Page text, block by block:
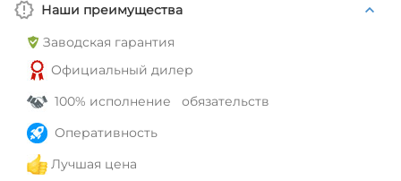
Наши преимущества
Заводская гарантия
Официальный дилер
100% исполнение обязательств
Оперативность
Лучшая цена